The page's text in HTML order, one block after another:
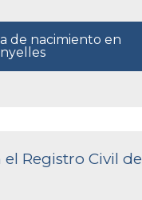
de nacimiento en
Registro Civil de